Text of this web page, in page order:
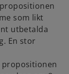
som likt
utbetalda
En stor